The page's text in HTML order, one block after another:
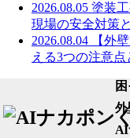
2026.08.05 塗装
現場の安全対策
2026.08.04
【外
える3つの注意
外
AI